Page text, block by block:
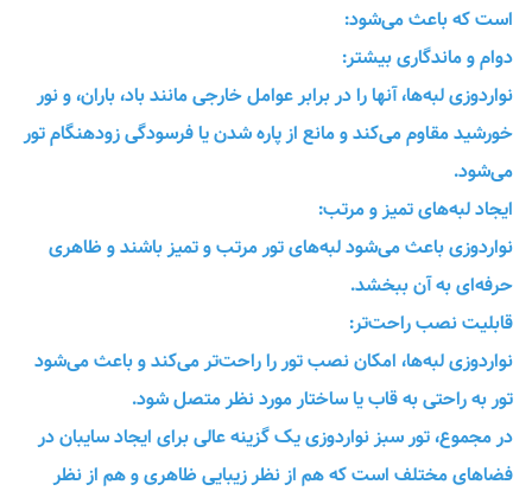
است که باعث می‌شود:
دوام و ماندگاری بیشتر:
نواردوزی لبه‌ها، آنها را در برابر عوامل خارجی مانند باد، باران، و نور
خورشید مقاوم می‌کند و مانع از پاره شدن یا فرسودگی زودهنگام تور
می‌شود.
ایجاد لبه‌های تمیز و مرتب:
نواردوزی باعث می‌شود لبه‌های تور مرتب و تمیز باشند و ظاهری
حرفه‌ای به آن ببخشد.
قابلیت نصب راحت‌تر:
نواردوزی لبه‌ها، امکان نصب تور را راحت‌تر می‌کند و باعث می‌شود
تور به راحتی به قاب یا ساختار مورد نظر متصل شود.
در مجموع، تور سبز نواردوزی یک گزینه عالی برای ایجاد سایبان در
فضاهای مختلف است که هم از نظر زیبایی ظاهری و هم از نظر